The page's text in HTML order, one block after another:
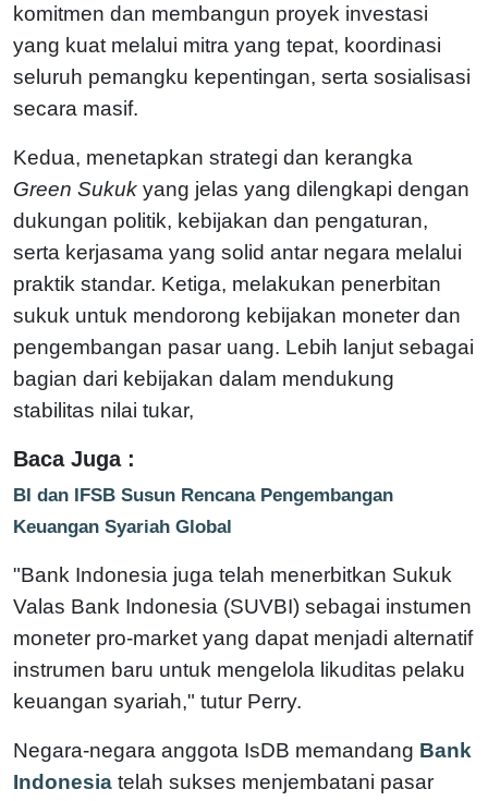
komitmen dan membangun proyek investasi
yang kuat melalui mitra yang tepat, koordinasi
seluruh pemangku kepentingan, serta sosialisasi
secara masif.
Kedua, menetapkan strategi dan kerangka
Green Sukuk yang jelas yang dilengkapi dengan
dukungan politik, kebijakan dan pengaturan,
serta kerjasama yang solid antar negara melalui
praktik standar. Ketiga, melakukan penerbitan
sukuk untuk mendorong kebijakan moneter dan
pengembangan pasar uang. Lebih lanjut sebagai
bagian dari kebijakan dalam mendukung
stabilitas nilai tukar,
Baca Juga :
BI dan IFSB Susun Rencana Pengembangan
Keuangan Syariah Global
"Bank Indonesia juga telah menerbitkan Sukuk
Valas Bank Indonesia (SUVBI) sebagai instumen
moneter pro-market yang dapat menjadi alternatif
instrumen baru untuk mengelola likuditas pelaku
keuangan syariah," tutur Perry.
Negara-negara anggota IsDB memandang Bank
Indonesia telah sukses menjembatani pasar